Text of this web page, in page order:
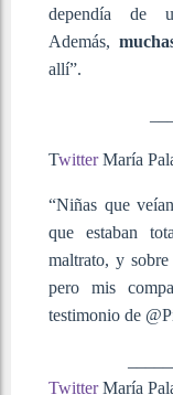
dependía de
Además,
allí”.
TwitterMaría
“Niñas que
que estaban
maltrato, y
pero mis
testimonio de
TwitterMaría